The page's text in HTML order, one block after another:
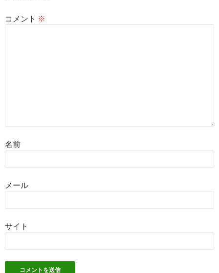
コメント ※
名前
メール
サイト